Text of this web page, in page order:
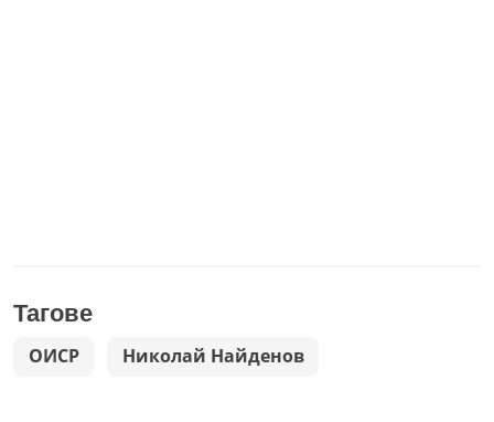
Тагове
ОИСР Николай Найденов